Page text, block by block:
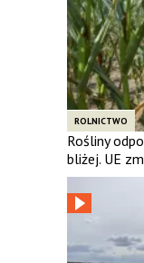
ROLNICTWO
Rośliny
bliżej. UE